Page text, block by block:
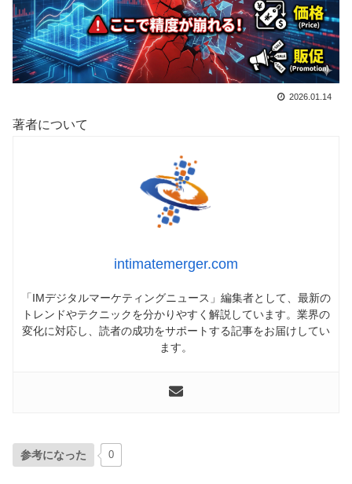
2026.01.14
著者について
intimatemerger.com
「IMデジタルマーケティングニュース」編集者として、最新の
トレンドやテクニックを分かりやすく解説しています。業界の
変化に対応し、読者の成功をサポートする記事をお届けしてい
ます。
参考になった 0